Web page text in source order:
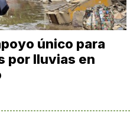
único para
por lluvias en